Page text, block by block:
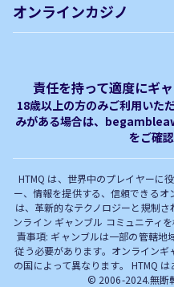
オンラインカジノ
オンラインカジノ フリースピ
ン おすすめ
オンラインカジノ最新サイト
責任を持って適度にギ
18歳以上の方のみご利用いた
みがある場合は、
をご確
HTMQ は、世界中のプレイヤーに
ー、情報を提供する、信頼できる
は、革新的なテクノロジーと規制
ンライン ギャンブル コミュニティ
責事項: ギャンブルは一部の管轄地
従う必要があります。オンライン
の国によって異なります。 HTMQ
© 2006-2024.無断